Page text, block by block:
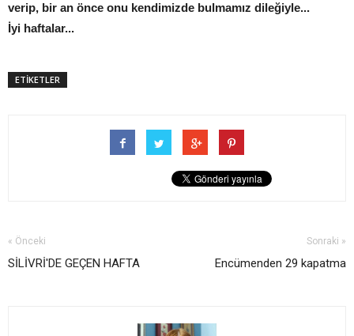
verip, bir an önce onu kendimizde bulmamız dileğiyle...
İyi haftalar...
ETİKETLER
« Önceki
SİLİVRİ'DE GEÇEN HAFTA
Sonraki »
Encümenden 29 kapatma